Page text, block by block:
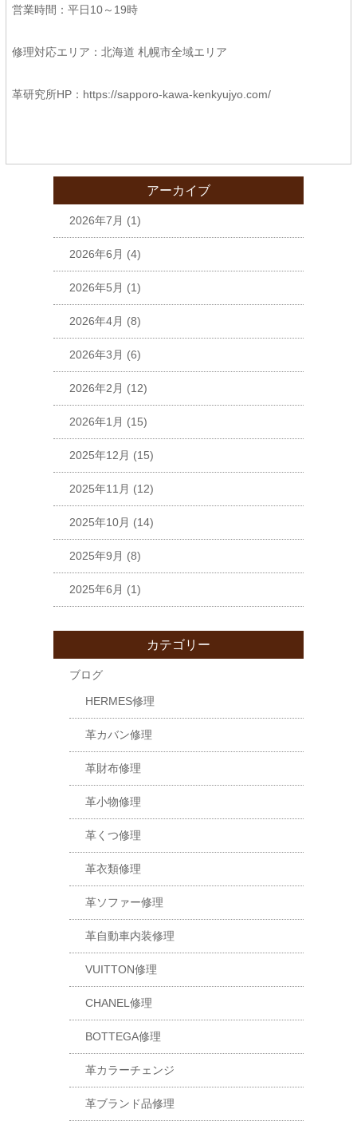
営業時間：平日10～19時
修理対応エリア：北海道 札幌市全域エリア
革研究所HP： https://sapporo-kawa-kenkyujyo.com/
アーカイブ
2026年7月 (1)
2026年6月 (4)
2026年5月 (1)
2026年4月 (8)
2026年3月 (6)
2026年2月 (12)
2026年1月 (15)
2025年12月 (15)
2025年11月 (12)
2025年10月 (14)
2025年9月 (8)
2025年6月 (1)
カテゴリー
ブログ
HERMES修理
革カバン修理
革財布修理
革小物修理
革くつ修理
革衣類修理
革ソファー修理
革自動車内装修理
VUITTON修理
CHANEL修理
BOTTEGA修理
革カラーチェンジ
革ブランド品修理